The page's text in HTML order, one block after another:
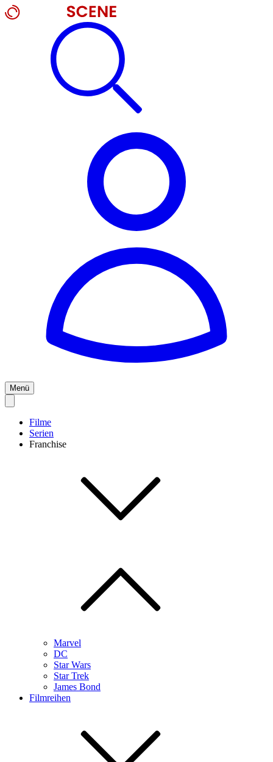
Menü
Filme
Serien
Franchise
Marvel
DC
Star Wars
Star Trek
James Bond
Filmreihen